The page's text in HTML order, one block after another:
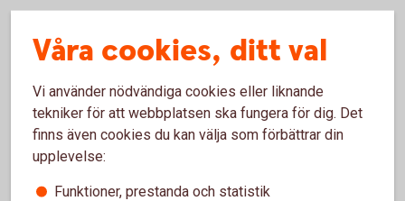
Barn och unga (upp till 20 år) som utsätts för
mobbning kan få ekonomisk ersättning och upp till
tio besök hos psykolog.
Våra cookies, ditt val
Vi använder nödvändiga cookies eller liknande
tekniker för att webbplatsen ska fungera för dig. Det
finns även cookies du kan välja som förbättrar din
upplevelse:
Funktioner, prestanda och statistik